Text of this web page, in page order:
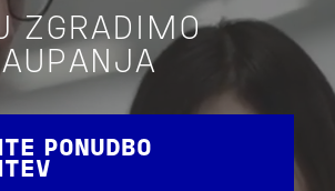
ZGRADIMO
PONUDBO